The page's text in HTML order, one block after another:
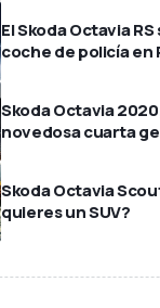
El Skoda Octavia
coche de policía en
Skoda Octavia
novedosa cuarta
Skoda Octavia
quieres un SUV?